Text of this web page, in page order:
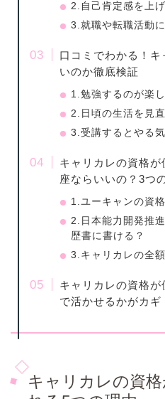
2.自己肯定感を上
3.就職や転職活動
口コミでわかる！
いのか徹底検証
1.勉強するのが楽
2.日頃の生活を見
3.受講するとやる
キャリカレの資格
座ならいいの？3つ
1.ユーキャンの資
2.日本能力開発推
歴書に書ける？
3.キャリカレの全
キャリカレの資格
で活かせるかがカギ
キャリカレの資